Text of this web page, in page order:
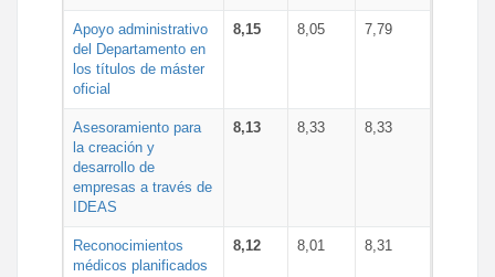
Apoyo administrativo
del Departamento en
los títulos de máster
oficial
8,15 8,05 7,79
Asesoramiento para
la creación y
desarrollo de
empresas a través de
IDEAS
8,13 8,33 8,33
Reconocimientos
médicos planificados
8,12 8,01 8,31